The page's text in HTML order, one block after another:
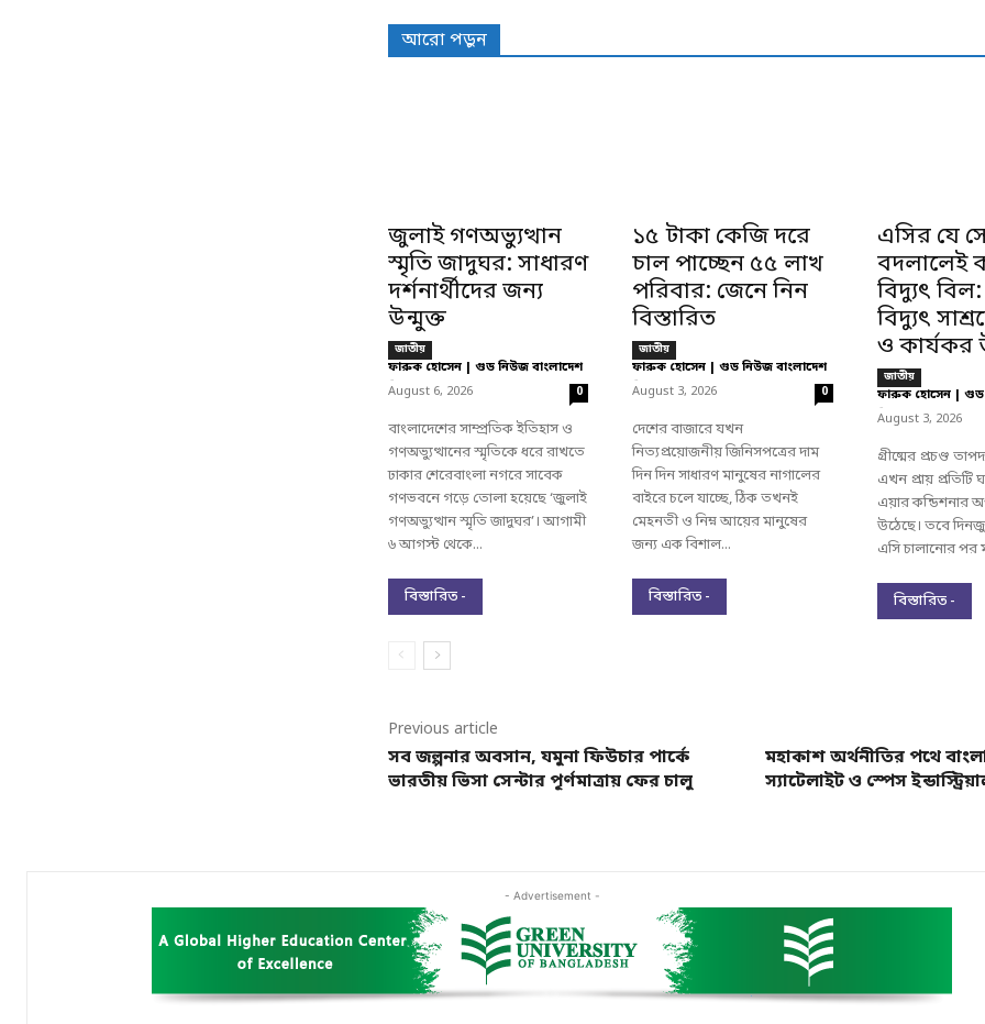
আরো পড়ুন
জুলাই গণঅভ্যুত্থান
স্মৃতি জাদুঘর: সাধারণ
দর্শনার্থীদের জন্য
উন্মুক্ত
জাতীয়
ফারুক হোসেন | গুড নিউজ বাংলাদেশ
-
August 6, 2026 0
বাংলাদেশের সাম্প্রতিক ইতিহাস ও
গণঅভ্যুত্থানের স্মৃতিকে ধরে রাখতে
ঢাকার শেরেবাংলা নগরে সাবেক
গণভবনে গড়ে তোলা হয়েছে ‘জুলাই
গণঅভ্যুত্থান স্মৃতি জাদুঘর’। আগামী
৬ আগস্ট থেকে...
বিস্তারিত -
১৫ টাকা কেজি দরে
চাল পাচ্ছেন ৫৫ লাখ
পরিবার: জেনে নিন
বিস্তারিত
জাতীয়
ফারুক হোসেন | গুড নিউজ বাংলাদেশ
-
August 3, 2026 0
দেশের বাজারে যখন
নিত্যপ্রয়োজনীয় জিনিসপত্রের দাম
দিন দিন সাধারণ মানুষের নাগালের
বাইরে চলে যাচ্ছে, ঠিক তখনই
মেহনতী ও নিম্ন আয়ের মানুষের
জন্য এক বিশাল...
বিস্তারিত -
এসির যে
বদলালেই
বিদ্যুৎ
বিদ্যুৎ
ও কার্যকর
জাতীয়
ফারুক হোসেন | গুড
-
August 3, 2026
গ্রীষ্মের প্রচণ্ড
এখন প্রায় প্রতিটি
এয়ার কন্ডিশনার
উঠেছে। তবে
এসি চালানোর পর
বিস্তারিত -
Previous article
সব জল্পনার অবসান, যমুনা ফিউচার পার্কে
ভারতীয় ভিসা সেন্টার পূর্ণমাত্রায় ফের চালু
মহাকাশ অর্থনীতির পথে
স্যাটেলাইট ও স্পেস
- Advertisement -